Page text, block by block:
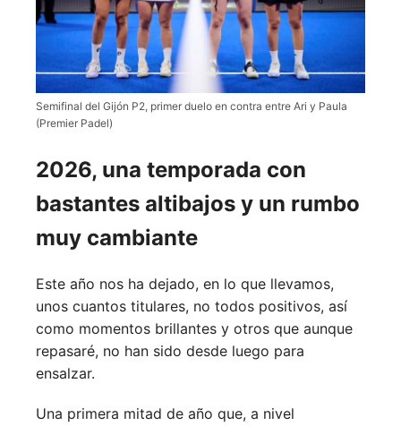
Semifinal del Gijón P2, primer duelo en contra entre Ari y Paula
(Premier Padel)
2026, una temporada con
bastantes altibajos y un rumbo
muy cambiante
Este año nos ha dejado, en lo que llevamos,
unos cuantos titulares, no todos positivos, así
como momentos brillantes y otros que aunque
repasaré, no han sido desde luego para
ensalzar.
Una primera mitad de año que, a nivel